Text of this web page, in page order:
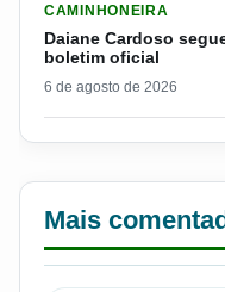
CAMINHONEIRA
Daiane Cardoso
boletim oficial
6 de agosto de 2026
Mais